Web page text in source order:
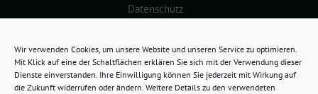
Wir verwenden Cookies, um unsere Website und unseren Service zu optimieren.
Mit Klick auf eine der Schaltflächen erklären Sie sich mit der Verwendung dieser
Dienste einverstanden. Ihre Einwilligung können Sie jederzeit mit Wirkung auf
die Zukunft widerrufen oder ändern. Weitere Details zu den verwendeten
Datenschutz